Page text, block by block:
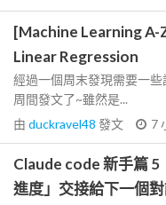
[Machine Learning A-
Linear Regression
經過一個周末發現需要一
周間發文了~雖然是...
由 duckravel48 發文 7
Claude code 新手篇
進度」交接給下一個